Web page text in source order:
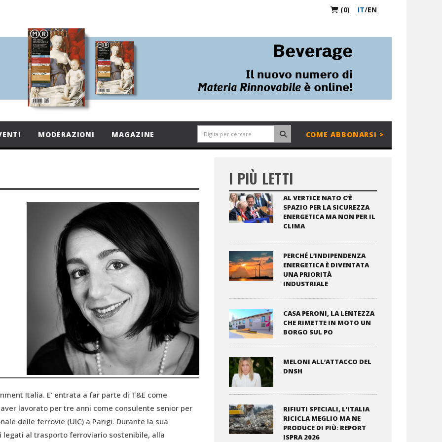
(0) IT/EN
MODERAZIONI MAGAZINE COME ABBONARSI >
Italia. E' entrata a far parte di T&E come
lavorato per tre anni come consulente senior per
delle ferrovie (UIC) a Parigi. Durante la sua
legati al trasporto ferroviario sostenibile, alla
I PIÙ LETTI
AL VERTICE NATO C’È
SPAZIO PER LA SICUREZZA
ENERGETICA MA NON PER IL
CLIMA
PERCHÉ L’INDIPENDENZA
ENERGETICA È DIVENTATA
UNA PRIORITÀ
INDUSTRIALE
CASA PERONI, LA LENTEZZA
CHE RIMETTE IN MOTO UN
BORGO SUL PO
MELONI ALL’ATTACCO DEL
DNSH
RIFIUTI SPECIALI, L’ITALIA
RICICLA MEGLIO MA NE
PRODUCE DI PIÙ: REPORT
ISPRA 2026